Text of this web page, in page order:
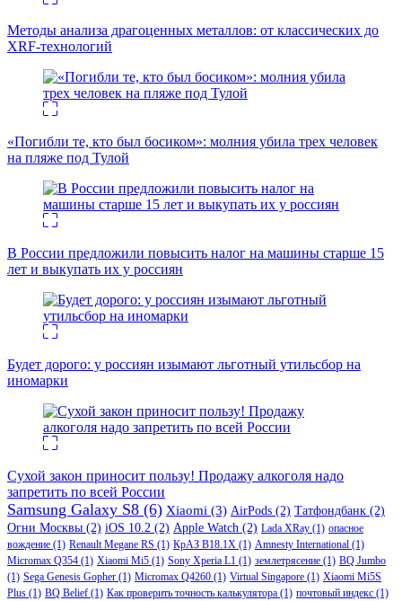
Методы анализа драгоценных металлов: от классических до
XRF-технологий
«Погибли те, кто был босиком»: молния убила трех человек
на пляже под Тулой
В России предложили повысить налог на машины старше 15
лет и выкупать их у россиян
Будет дорого: у россиян изымают льготный утильсбор на
иномарки
Сухой закон приносит пользу! Продажу алкоголя надо
запретить по всей России
Samsung Galaxy S8 (6) Xiaomi (3) AirPods (2) Татфондбанк (2)
Огни Москвы (2) iOS 10.2 (2) Apple Watch (2) Lada XRay (1) опасное
вождение (1) Renault Megane RS (1) КрАЗ В18.1Х (1) Amnesty International (1)
Micromax Q354 (1) Xiaomi Mi5 (1) Sony Xperia L1 (1) землетрясение (1) BQ Jumbo
(1) Sega Genesis Gopher (1) Micromax Q4260 (1) Virtual Singapore (1) Xiaomi Mi5S
Plus (1) BQ Belief (1) Как проверить точность калькулятора (1) почтовый индекс (1)